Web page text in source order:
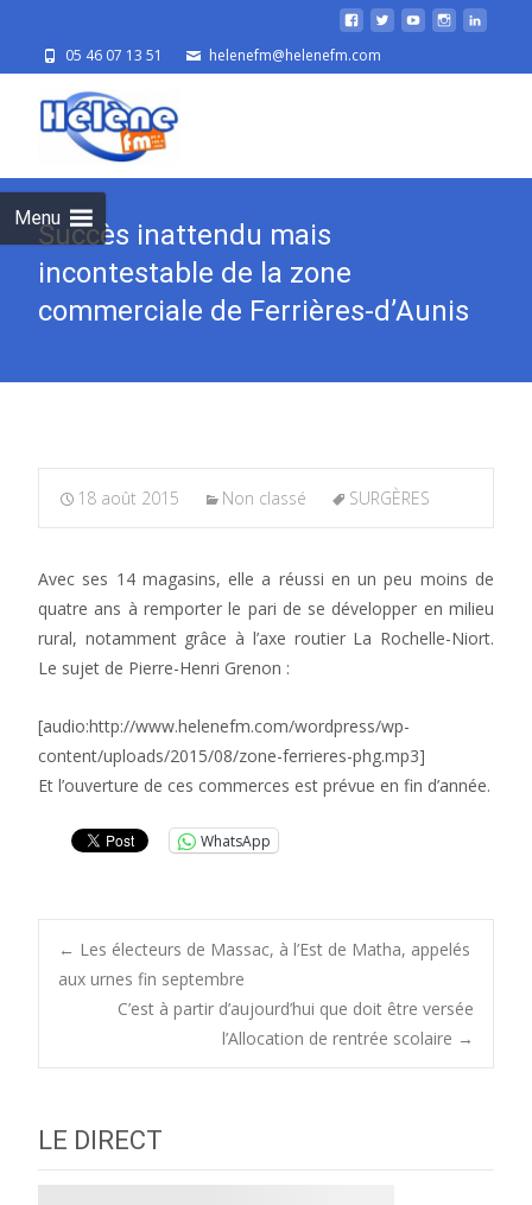
05 46 07 13 51 helenefm@helenefm.com
Menu
Succès inattendu mais
incontestable de la zone
commerciale de Ferrières-d’Aunis
18 août 2015 Non classé SURGÈRES
Avec ses 14 magasins, elle a réussi en un peu moins de
quatre ans à remporter le pari de se développer en milieu
rural, notamment grâce à l’axe routier La Rochelle-Niort.
Le sujet de Pierre-Henri Grenon :
[audio:http://www.helenefm.com/wordpress/wp-
content/uploads/2015/08/zone-ferrieres-phg.mp3]
Et l’ouverture de ces commerces est prévue en fin d’année.
WhatsApp
Post
navigation
← Les électeurs de Massac, à l’Est de Matha, appelés
aux urnes fin septembre
C’est à partir d’aujourd’hui que doit être versée
l’Allocation de rentrée scolaire →
LE DIRECT